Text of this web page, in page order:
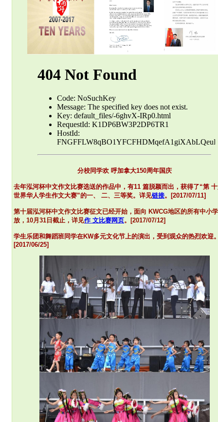
分校同学欢 呼加拿大150周年国庆
去年泓河杯中文作文比赛选送的作品中，有11 篇脱颖而出， 获得了“第
世界华人学生作文大赛”的一、 二、三等奖。详见链接。 [2017/07/11]
第十届泓河杯中文作文比赛征文已经开始，面向 KWCG地区的所有中小
放，10月31日截止，详见作 文比赛网页。[2017/07/12]
学生乐团和舞蹈班同学在KW多元文化节上的演出，受到观众的热烈欢迎
[2017/06/25]